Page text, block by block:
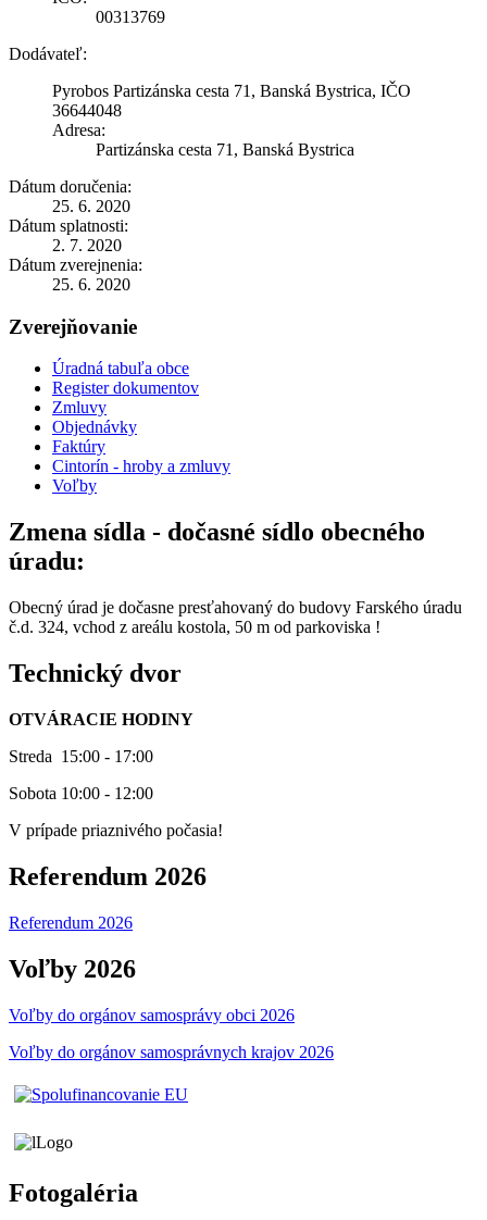
00313769
Dodávateľ:
Pyrobos Partizánska cesta 71, Banská Bystrica, IČO
36644048
Adresa:
Partizánska cesta 71, Banská Bystrica
Dátum doručenia:
25. 6. 2020
Dátum splatnosti:
2. 7. 2020
Dátum zverejnenia:
25. 6. 2020
Zverejňovanie
Úradná tabuľa obce
Register dokumentov
Zmluvy
Objednávky
Faktúry
Cintorín - hroby a zmluvy
Voľby
Zmena sídla - dočasné sídlo obecného
úradu:
Obecný úrad je dočasne presťahovaný do budovy Farského úradu
č.d. 324, vchod z areálu kostola, 50 m od parkoviska !
Technický dvor
OTVÁRACIE HODINY
Streda 15:00 - 17:00
Sobota 10:00 - 12:00
V prípade priaznivého počasia!
Referendum 2026
Referendum 2026
Voľby 2026
Voľby do orgánov samosprávy obci 2026
Voľby do orgánov samosprávnych krajov 2026
Fotogaléria